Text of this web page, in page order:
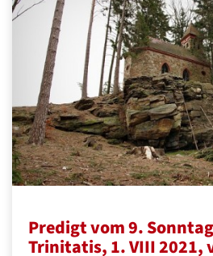
Predigt vom 9.
Trinitatis, 1. VIII 2021,